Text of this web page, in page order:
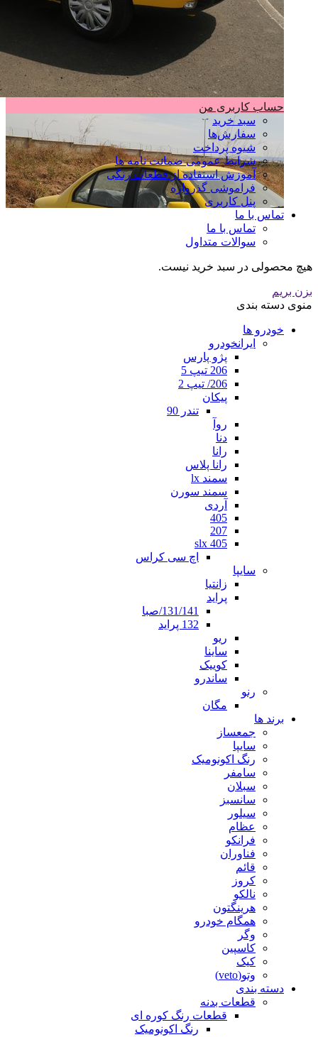
حساب کاربری من
سبد خرید
سفارش‌ها
شیوه پرداخت
شرایط عمومی ضمانت نامه ها
آموزش استفاده از قطعات رنگی
فراموشی گذرواژه
پنل کاربری
تماس با ما
تماس با ما
سوالات متداول
هیچ محصولی در سبد خرید نیست.
بزن بریم
منوی دسته بندی
خودرو ها
ایرانخودرو
پژو پارس
206 تیپ 5
206/ تیپ 2
پیکان
تندر 90
روآ
دنا
رانا
رانا پلاس
سمند lx
سمند سورن
آردی
405
207
405 slx
اچ سی کراس
سایپا
زانتیا
پراید
131/141/صبا
132 پراید
ریو
ساینا
کوییک
ساندرو
رنو
مگان
برند ها
جمعساز
سایپا
رنگ اکونومیک
سامفر
سبلان
سانسبز
سیلور
عظام
فرانکو
فناوران
قائم
کروز
نالکو
هرینگتون
همگام خودرو
وگر
کاسپین
کیک
وتو(veto)
دسته بندی
قطعات بدنه
قطعات رنگ کوره ای
رنگ اکونومیک